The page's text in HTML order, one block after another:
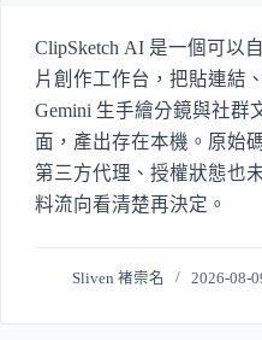
ClipSketch AI 是一個可以
片創作工作台，把貼連結
Gemini 生手繪分鏡與社群
面，產出存在本機。原始
第三方代理、授權狀態也
料流向看清楚再決定。
Sliven 褚崇名 2026-08-